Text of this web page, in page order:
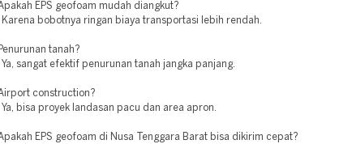
Apakah EPS geofoam mudah diangkut?
Karena bobotnya ringan biaya transportasi lebih rendah.
Penurunan tanah?
Ya, sangat efektif penurunan tanah jangka panjang.
Airport construction?
Ya, bisa proyek landasan pacu dan area apron.
Apakah EPS geofoam di Nusa Tenggara Barat bisa dikirim cepat?